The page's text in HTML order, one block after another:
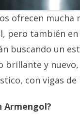
ofrecen mucha
pero también en
buscando un
brillante y
con vigas de
Armengol?